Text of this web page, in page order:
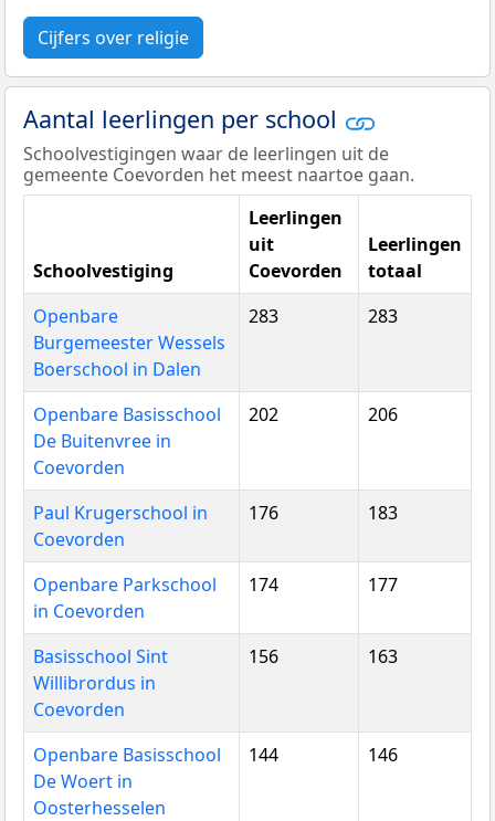
Cijfers over religie
Aantal leerlingen per school
Schoolvestigingen waar de leerlingen uit de
gemeente Coevorden het meest naartoe gaan.
Schoolvestiging
Leerlingen
uit
Coevorden
Leerlingen
totaal
Openbare
Burgemeester Wessels
Boerschool in Dalen
283 283
Openbare Basisschool
De Buitenvree in
Coevorden
202 206
Paul Krugerschool in
Coevorden
176 183
Openbare Parkschool
in Coevorden
174 177
Basisschool Sint
Willibrordus in
Coevorden
156 163
Openbare Basisschool
De Woert in
Oosterhesselen
144 146